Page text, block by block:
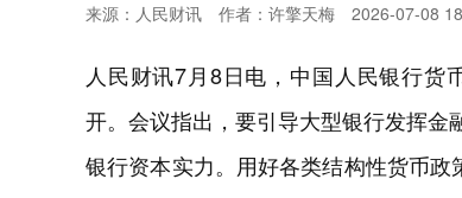
来源：人民财讯 作者：许擎天梅 2026-07-08
人民财讯7月8日电，中国人民银行货
开。会议指出，要引导大型银行发挥
银行资本实力。用好各类结构性货币